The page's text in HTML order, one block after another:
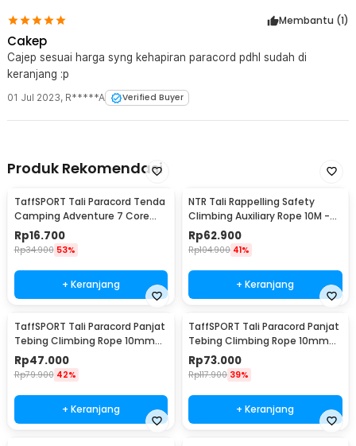
Membantu (1)
Cakep
Cajep sesuai harga syng kehapiran paracord pdhl sudah di
keranjang :p
01 Jul 2023, R*****A Verified Buyer
Produk Rekomendasi
TaffSPORT Tali Paracord Tenda
Camping Adventure 7 Core
4mm 31M - SS01
Rp16.700
Rp34.900 53%
+ Keranjang
NTR Tali Rappelling Safety
Climbing Auxiliary Rope 10M -
E203
Rp62.900
Rp104.900 41%
+ Keranjang
TaffSPORT Tali Paracord Panjat
Tebing Climbing Rope 10mm
Steel Buckle 10M - P4
Rp47.000
Rp79.900 42%
+ Keranjang
TaffSPORT Tali Paracord Panjat
Tebing Climbing Rope 10mm
Steel Buckle 20M - P4
Rp73.000
Rp117.900 39%
+ Keranjang